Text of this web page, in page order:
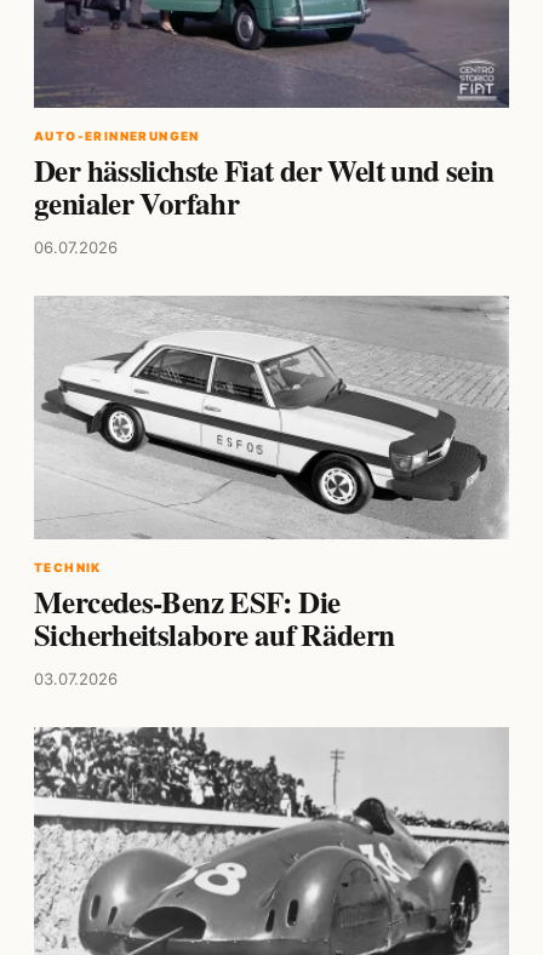
AUTO-ERINNERUNGEN
Der hässlichste Fiat der Welt und sein
genialer Vorfahr
06.07.2026
TECHNIK
Mercedes-Benz ESF: Die
Sicherheitslabore auf Rädern
03.07.2026